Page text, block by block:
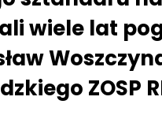
wiele lat
ZOSP